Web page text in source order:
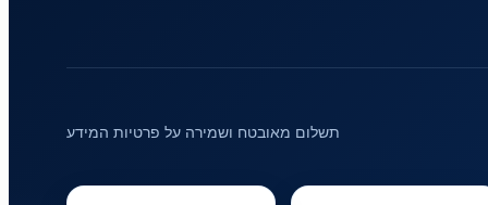
תשלום מאובטח ושמירה על פרטיות המידע